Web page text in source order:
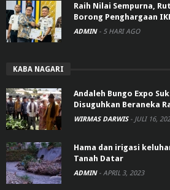
Raih Nilai Sempurna,
Borong Penghargaan
ADMIN - 5 HARI AGO
KABA NAGARI
Andaleh Bungo Expo
Disuguhkan Beraneka
WIRMAS DARWIS - JULI 16,
Hama dan irigasi
Tanah Datar
ADMIN - APRIL 3, 2023